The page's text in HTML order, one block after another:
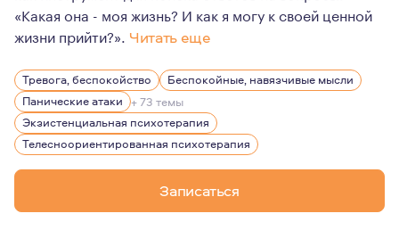
«Какая она - моя жизнь? И как я могу к своей ценной
жизни прийти?». Читать еще
У меня есть технический бэкграунд - по первому
Жизненные силы я черпаю из близкого контакта с
Тревога, беспокойство
Беспокойные, навязчивые мысли
Панические атаки + 73 темы
Экзистенциальная психотерапия
Телесноориентированная психотерапия
Записаться